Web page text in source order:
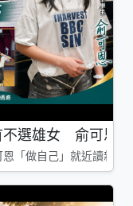
選雄女 俞可恩
「做自己」就近讀新莊